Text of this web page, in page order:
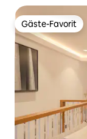
Gäste-Favorit
Gäste-Favorit